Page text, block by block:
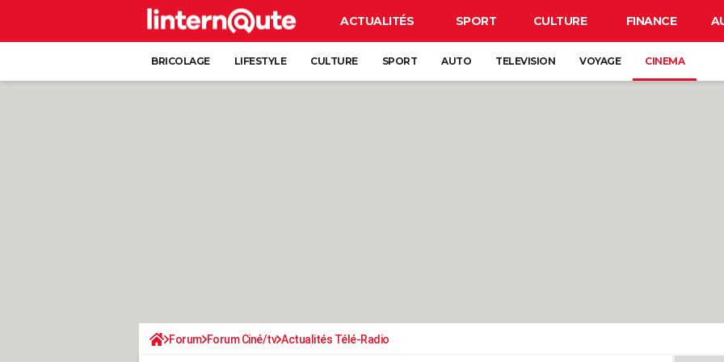
ACTUALITÉS SPORT CULTURE FINANCE
BRICOLAGE LIFESTYLE CULTURE SPORT AUTO TELEVISION VOYAGE CINEMA
Forum Forum Ciné/tv Actualités Télé-Radio